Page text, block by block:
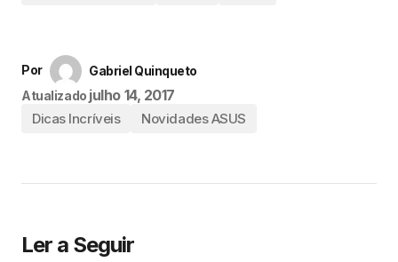
Por
Gabriel Quinqueto
Atualizado julho 14, 2017
Dicas Incríveis Novidades ASUS
Ler a Seguir